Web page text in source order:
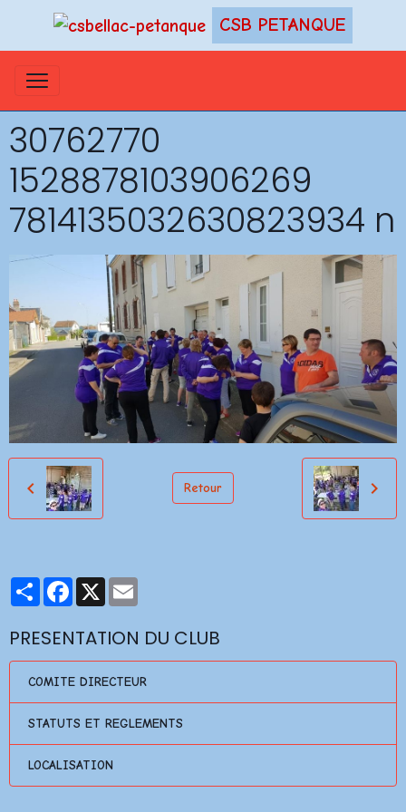
CSB PETANQUE
30762770
1528878103906269
7814135032630823934 n
Retour
PartagerFacebook
X
PRESENTATION DU CLUB
COMITE DIRECTEUR
STATUTS ET REGLEMENTS
LOCALISATION